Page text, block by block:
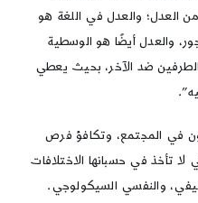
من العدل؛ والعدل في اللغة هو
والعدل أيضًا هو الوسطية
ضد الآخر، بحيث يعطي
في المجتمع، وتكافؤ فرص
لا تأخذ في حسبانها الاختلافات
والنفسي السيكولوجي.